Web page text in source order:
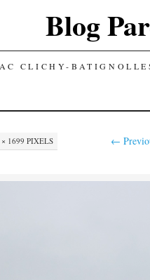
Blog
CLICHY-
1699 PIXELS ←